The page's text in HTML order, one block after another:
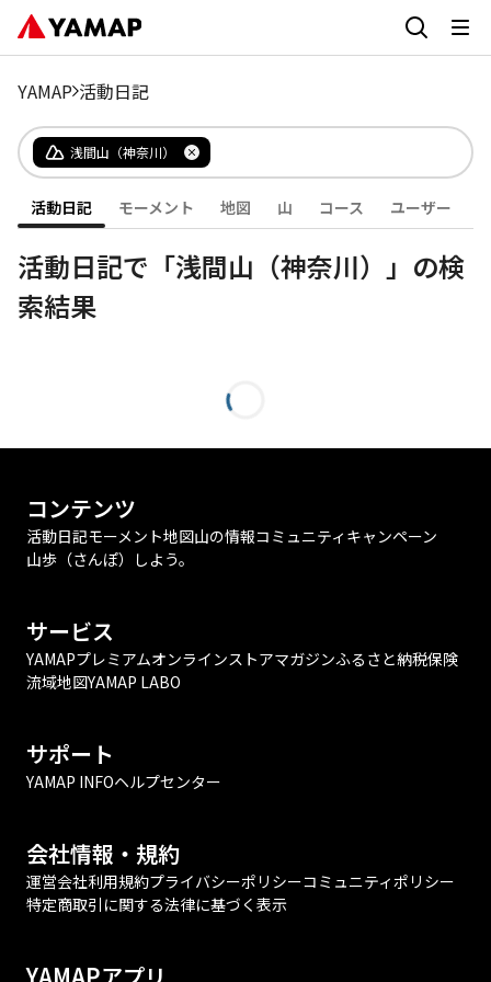
YAMAP 活動日記
浅間山（神奈川）
活動日記 モーメント 地図 山 コース ユーザー
活動日記で「浅間山（神奈川）」の検
索結果
コンテンツ
活動日記モーメント地図山の情報コミュニティ キャンペーン
山歩（さんぽ）しよう。
サービス
YAMAPプレミアムオンラインストアマガジンふるさと納税保険
流域地図YAMAP LABO
サポート
YAMAP INFOヘルプセンター
会社情報・規約
運営会社利用規約プライバシーポリシーコミュニティポリシー
特定商取引に関する法律に基づく表示